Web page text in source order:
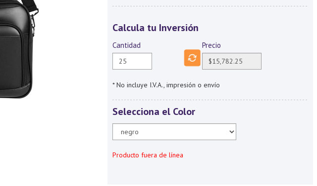
Calcula tu Inversión
Cantidad Precio
* No incluye I.V.A., impresión o envío
Selecciona el Color
Producto fuera de línea